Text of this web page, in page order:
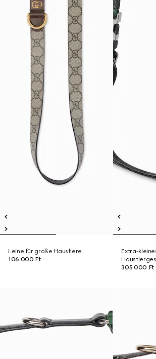
Leine für große Haustiere
106 000 Ft
Extra-
305 000 Ft